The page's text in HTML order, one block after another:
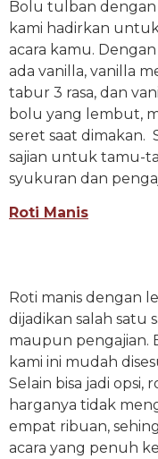
Bolu tulban dengan
kami hadirkan
acara kamu.
ada vanilla, vanilla
tabur 3 rasa, dan
bolu yang lembut,
seret saat dimakan.
sajian untuk tamu-
syukuran dan
Roti Manis
Roti manis dengan
dijadikan salah satu
maupun pengajian.
kami ini mudah
Selain bisa jadi opsi,
harganya tidak
empat ribuan,
acara yang penuh